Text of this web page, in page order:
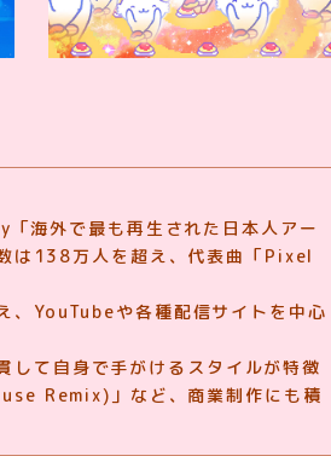
外で最も再生された日本人アー
は138万人を超え、代表曲「Pixel
、YouTubeや各種配信サイトを中心
して自身で手がけるスタイルが特徴
Remix)」など、商業制作にも積